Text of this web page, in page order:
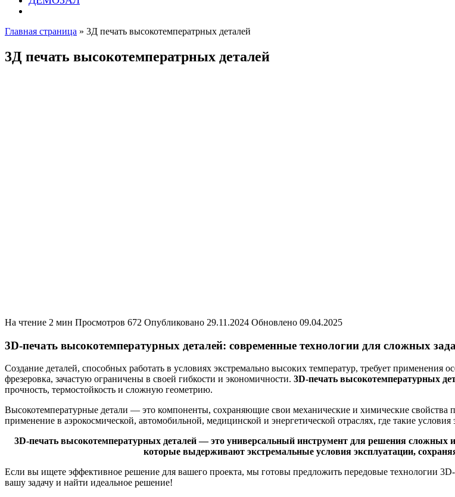
Главная страница » 3Д печать высокотемператрных деталей
3Д печать высокотемператрных деталей
На чтение 2 мин Просмотров 672 Опубликовано 29.11.2024 Обновлено 09.04.2025
3D-печать высокотемпературных деталей: современные технологии для сложных
Создание деталей, способных работать в условиях экстремально высоких температур, требует
фрезеровка, зачастую ограничены в своей гибкости и экономичности. 3D-печать высокотемпературных
прочность, термостойкость и сложную геометрию.
Высокотемпературные детали — это компоненты, сохраняющие свои механические и химические
применение в аэрокосмической, автомобильной, медицинской и энергетической отраслях, где такие
3D-печать высокотемпературных деталей — это универсальный инструмент для решения сложных
которые выдерживают экстремальные условия эксплуатации,
Если вы ищете эффективное решение для вашего проекта, мы готовы предложить передовые технологии
вашу задачу и найти идеальное решение!